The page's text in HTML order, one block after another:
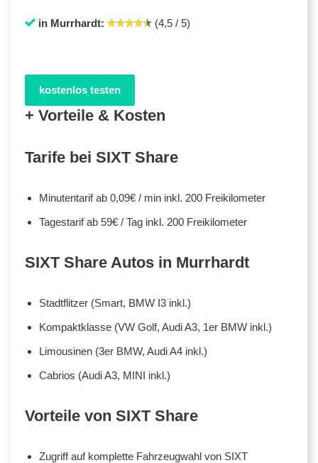
in Murrhardt: (4,5 / 5)
kostenlos testen
+ Vorteile & Kosten
Tarife bei SIXT Share
Minutentarif ab 0,09€ / min inkl. 200 Freikilometer
Tagestarif ab 59€ / Tag inkl. 200 Freikilometer
SIXT Share Autos in Murrhardt
Stadtflitzer (Smart, BMW I3 inkl.)
Kompaktklasse (VW Golf, Audi A3, 1er BMW inkl.)
Limousinen (3er BMW, Audi A4 inkl.)
Cabrios (Audi A3, MINI inkl.)
Vorteile von SIXT Share
Zugriff auf komplette Fahrzeugwahl von SIXT